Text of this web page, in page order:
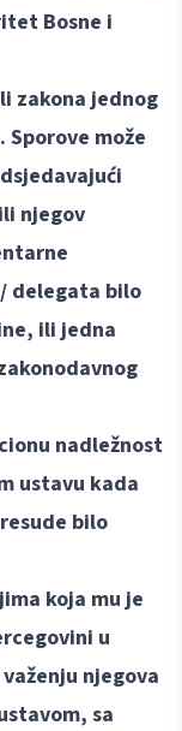
Bosne i
zakona jednog
može
njegov
delegata bilo
ili jedna
nadležnost
ustavu kada
bilo
koja mu je
u
njegova
sa